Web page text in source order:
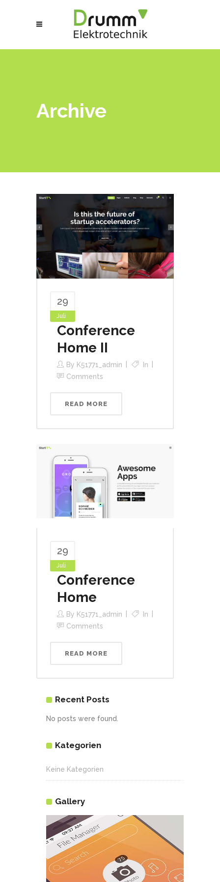
Archive
29
Juli
Conference
Home II
By K51771_admin
In
Comments
READ MORE
29
Juli
Conference
Home
By K51771_admin
In
Comments
READ MORE
Recent Posts
No posts were found.
Kategorien
Keine Kategorien
Gallery